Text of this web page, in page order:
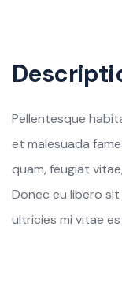
Pellentesque
et malesuada
quam, feugiat
Donec eu libero
ultricies mi vitae